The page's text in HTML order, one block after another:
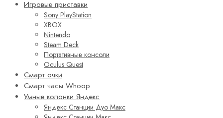
Игровые приставки
Sony PlayStation
XBOX
Nintendo
Steam Deck
Портативные консоли
Oculus Quest
Смарт очки
Смарт часы Whoop
Умные колонки Яндекс
Яндекс Станции Дуо Макс